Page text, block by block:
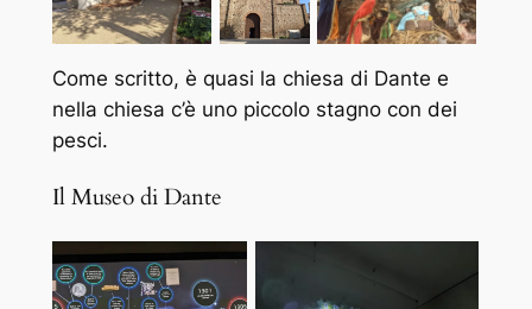
Come scritto, è quasi la chiesa di Dante e
nella chiesa c’è uno piccolo stagno con dei
pesci.
Il Museo di Dante